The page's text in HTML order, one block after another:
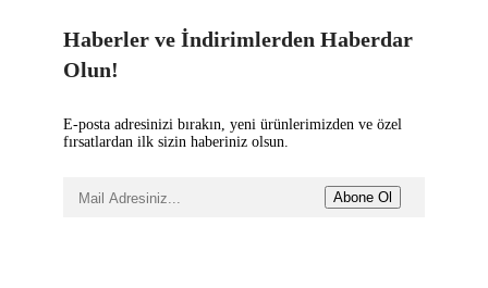
Haberler ve İndirimlerden Haberdar
Olun!
E-posta adresinizi bırakın, yeni ürünlerimizden ve özel
fırsatlardan ilk sizin haberiniz olsun.
Abone Ol